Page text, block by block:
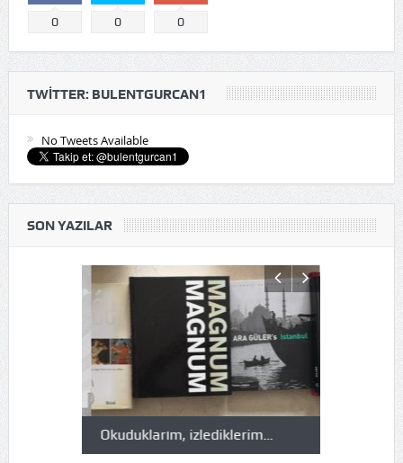
0 0 0
TWITTER: BULENTGURCAN1
No Tweets Available
SON YAZILAR
Okuduklarım, izlediklerim…